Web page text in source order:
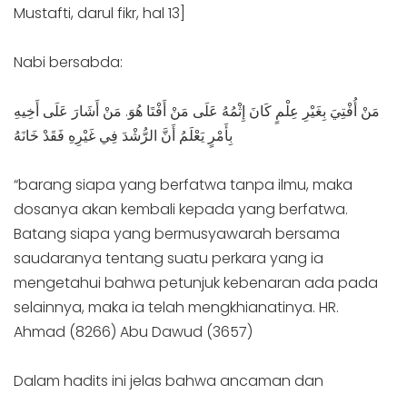
Mustafti, darul fikr, hal 13]
Nabi bersabda:
مَنْ أُفْتِيَ بِغَيْرِ عِلْمٍ كَانَ إِثْمُهُ عَلَى مَنْ أَفْتَا هُوَ. مَنْ أَشَارَ عَلَى أَخِيهِ
بِأَمْرٍ يَعْلَمُ أَنَّ الرُّشْدَ فِي غَيْرِهِ فَقَدْ خَانَهُ
“barang siapa yang berfatwa tanpa ilmu, maka
dosanya akan kembali kepada yang berfatwa.
Batang siapa yang bermusyawarah bersama
saudaranya tentang suatu perkara yang ia
mengetahui bahwa petunjuk kebenaran ada pada
selainnya, maka ia telah mengkhianatinya. HR.
Ahmad (8266) Abu Dawud (3657)
Dalam hadits ini jelas bahwa ancaman dan